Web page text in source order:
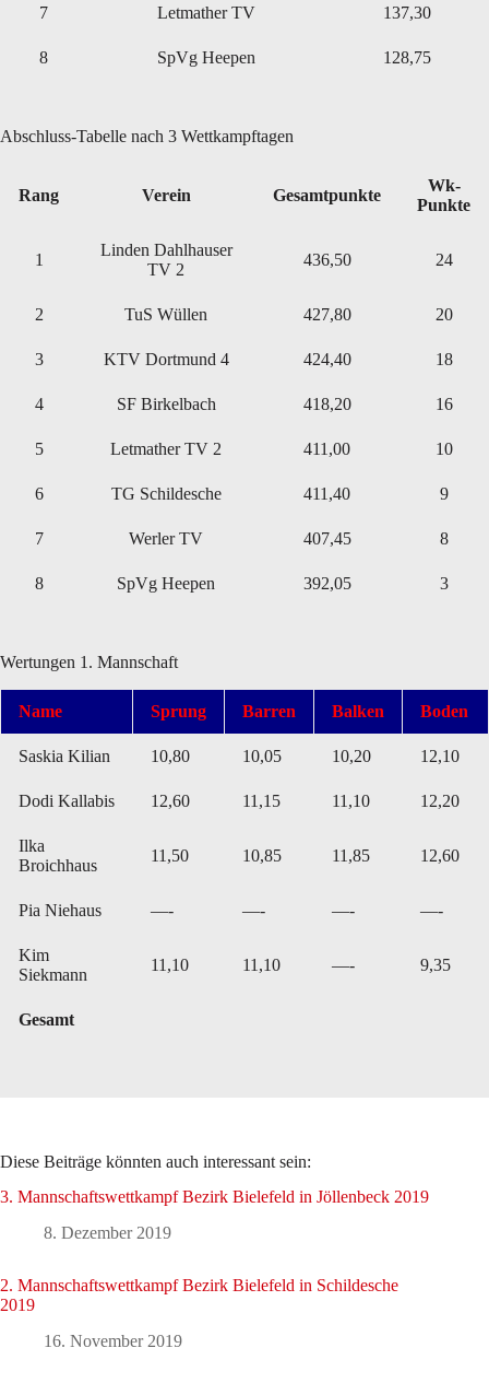
7 Letmather TV 137,30
8 SpVg Heepen 128,75
Abschluss-Tabelle nach 3 Wettkampftagen
Rang Verein Gesamtpunkte
Wk-
Punkte
1
Linden Dahlhauser
TV 2
436,50 24
2 TuS Wüllen 427,80 20
3 KTV Dortmund 4 424,40 18
4 SF Birkelbach 418,20 16
5 Letmather TV 2 411,00 10
6 TG Schildesche 411,40 9
7 Werler TV 407,45 8
8 SpVg Heepen 392,05 3
Wertungen 1. Mannschaft
Name Sprung Barren Balken Boden
Saskia Kilian 10,80 10,05 10,20 12,10
Dodi Kallabis 12,60 11,15 11,10 12,20
Ilka
Broichhaus
11,50 10,85 11,85 12,60
Pia Niehaus —- —- —- —-
Kim
Siekmann
11,10 11,10 —- 9,35
Gesamt
Diese Beiträge könnten auch interessant sein:
3. Mannschaftswettkampf Bezirk Bielefeld in Jöllenbeck 2019
8. Dezember 2019
2. Mannschaftswettkampf Bezirk Bielefeld in Schildesche
2019
16. November 2019